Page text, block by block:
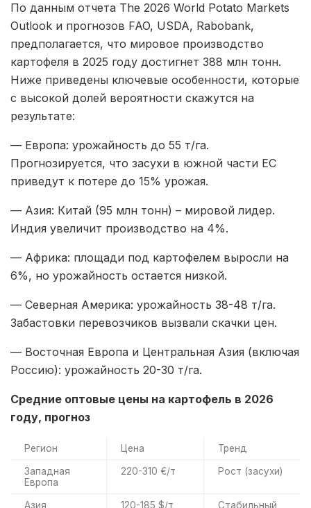
По данным отчета The 2026 World Potato Markets
Outlook и прогнозов FAO, USDA, Rabobank,
предполагается, что мировое производство
картофеля в 2025 году достигнет 388 млн тонн.
Ниже приведены ключевые особенности, которые
с высокой долей вероятности скажутся на
результате:
— Европа: урожайность до 55 т/га.
Прогнозируется, что засухи в южной части ЕС
приведут к потере до 15% урожая.
— Азия: Китай (95 млн тонн) – мировой лидер.
Индия увеличит производство на 4%.
— Африка: площади под картофелем выросли на
6%, но урожайность остается низкой.
— Северная Америка: урожайность 38-48 т/га.
Забастовки перевозчиков вызвали скачки цен.
— Восточная Европа и Центральная Азия (включая
Россию): урожайность 20-30 т/га.
Средние оптовые цены на картофель в 2026
году, прогноз
Регион Цена Тренд
Западная
Европа
220-310 €/т Рост (засухи)
Азия 120-185 $/т Стабильный